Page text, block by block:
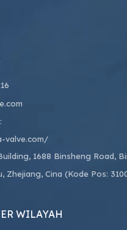
valve.com/
1688 Binsheng Road,
Zhejiang, Cina (Kode Pos:
WILAYAH